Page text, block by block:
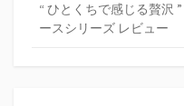
“ ひとくちで感じる贅沢
ースシリーズ レビュー